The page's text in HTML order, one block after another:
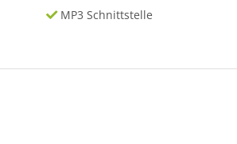
MP3 Schnittstelle